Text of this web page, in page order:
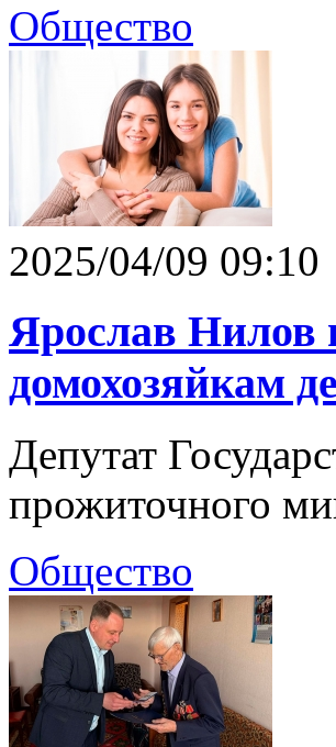
Общество
2025/04/09 09:10
Ярослав Нилов
домохозяйкам
Депутат
прожиточного
Общество